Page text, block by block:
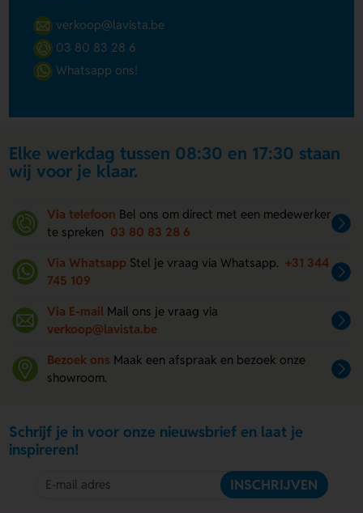
verkoop@lavista.be
03 80 83 28 6
Whatsapp ons!
Elke werkdag tussen 08:30 en 17:30 staan
wij voor je klaar.
Via telefoon Bel ons om direct met een medewerker
te spreken 03 80 83 28 6
Via Whatsapp Stel je vraag via Whatsapp. +31 344
745 109
Via E-mail Mail ons je vraag via
verkoop@lavista.be
Bezoek ons Maak een afspraak en bezoek onze
showroom.
Schrijf je in voor onze nieuwsbrief en laat je
inspireren!
INSCHRIJVEN